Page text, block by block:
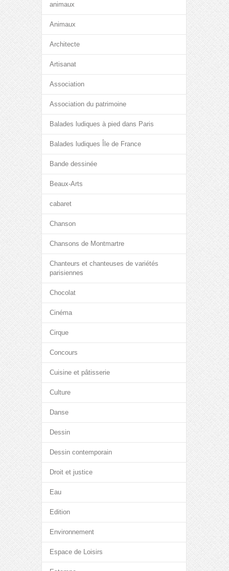
animaux
Animaux
Architecte
Artisanat
Association
Association du patrimoine
Balades ludiques à pied dans Paris
Balades ludiques Île de France
Bande dessinée
Beaux-Arts
cabaret
Chanson
Chansons de Montmartre
Chanteurs et chanteuses de variétés
parisiennes
Chocolat
Cinéma
Cirque
Concours
Cuisine et pâtisserie
Culture
Danse
Dessin
Dessin contemporain
Droit et justice
Eau
Edition
Environnement
Espace de Loisirs